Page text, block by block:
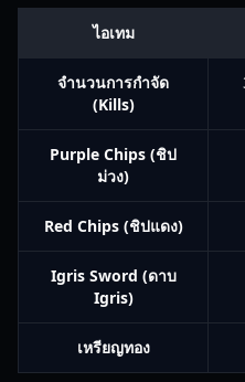
ไอเทม
จำนวนการกำจัด
(Kills)
Purple Chips (ชิป
ม่วง)
Red Chips (ชิปแดง)
Igris Sword (ดาบ
Igris)
เหรียญทอง